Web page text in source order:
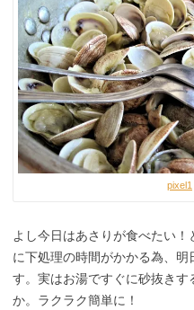
pixel1
よし今日はあさりが食べたい
に下処理の時間がかかる為、
す。実はお湯ですぐに砂抜きす
か。ラクラク簡単に！